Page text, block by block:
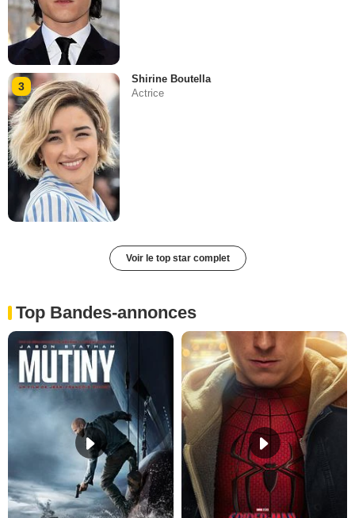
3
Shirine Boutella
Actrice
Voir le top star complet
Top Bandes-annonces